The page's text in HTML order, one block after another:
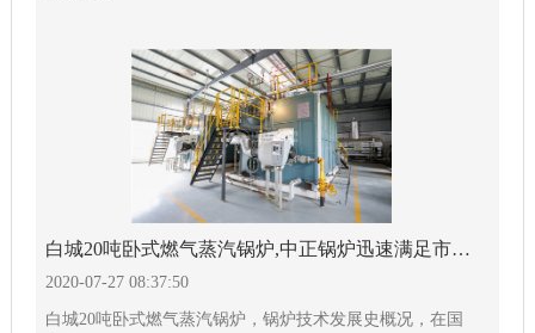
白城20吨卧式燃气蒸汽锅炉,中正锅炉迅速满足市场需要
2020-07-27 08:37:50
白城20吨卧式燃气蒸汽锅炉，锅炉技术发展史概况，在国